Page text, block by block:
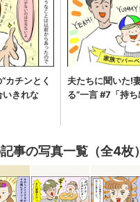
事の写真一覧（全4枚）